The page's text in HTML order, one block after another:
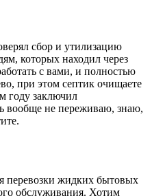
сбор и утилизацию
которых находил через
с вами, и полностью
при этом септик очищаете
году заключил
вообще не переживаю, знаю,
перевозки жидких бытовых
обслуживания. Хотим